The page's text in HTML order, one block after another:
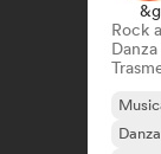
Rock